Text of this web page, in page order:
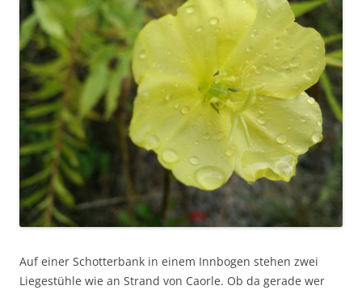
Auf einer Schotterbank in einem Innbogen stehen zwei
Liegestühle wie an Strand von Caorle. Ob da gerade wer